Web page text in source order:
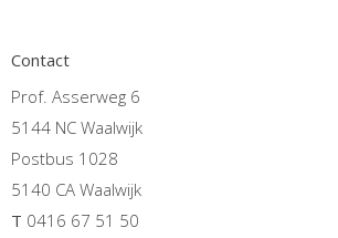
Contact
Prof. Asserweg 6
5144 NC Waalwijk
Postbus 1028
5140 CA Waalwijk
T 0416 67 51 50